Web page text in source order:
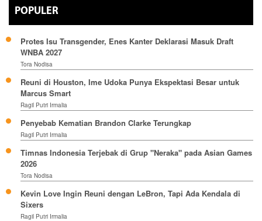
POPULER
Protes Isu Transgender, Enes Kanter Deklarasi Masuk Draft
WNBA 2027
Tora Nodisa
Reuni di Houston, Ime Udoka Punya Ekspektasi Besar untuk
Marcus Smart
Ragil Putri Irmalia
Penyebab Kematian Brandon Clarke Terungkap
Ragil Putri Irmalia
Timnas Indonesia Terjebak di Grup "Neraka" pada Asian Games
2026
Tora Nodisa
Kevin Love Ingin Reuni dengan LeBron, Tapi Ada Kendala di
Sixers
Ragil Putri Irmalia